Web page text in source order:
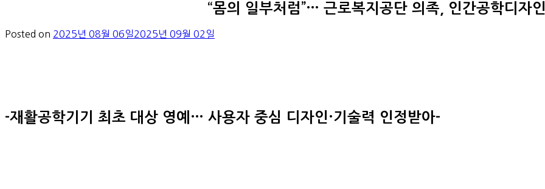
“몸의 일부처럼”… 근로복지공단 의족, 인간공학디자
Posted on 2025년 08월 06일2025년 09월 02일
-재활공학기기 최초 대상 영예… 사용자 중심 디자인·기술력 인정받아-